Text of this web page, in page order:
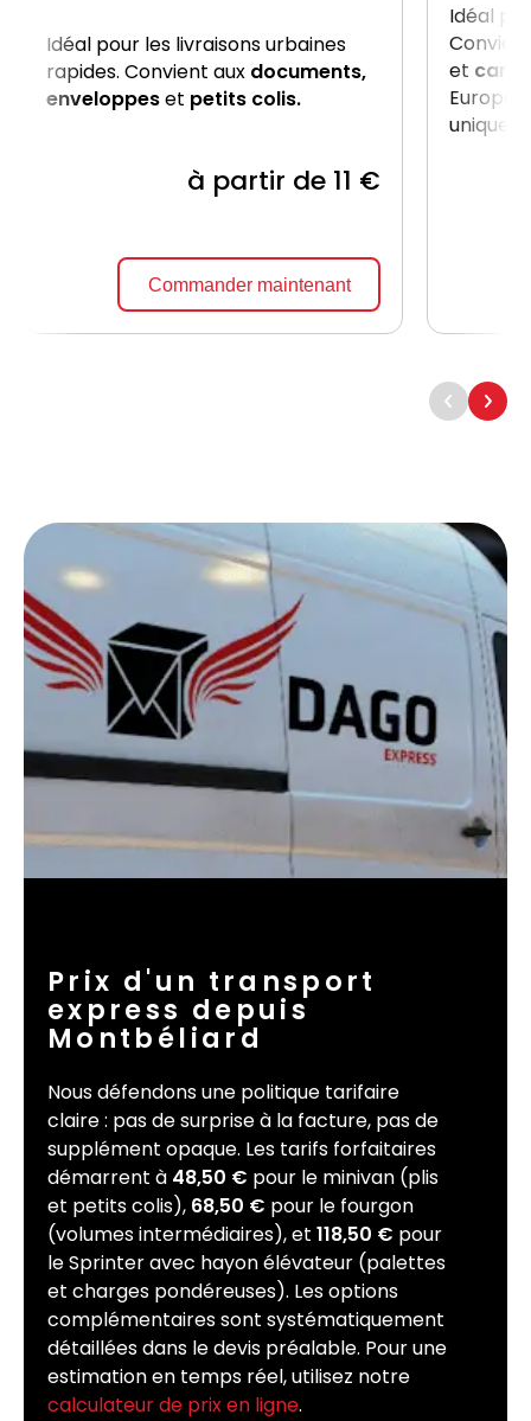
Idéal pour les livraisons urbaines
rapides. Convient aux documents,
enveloppeset petits colis.
à partir de 11 €
Commander maintenant
Idéal
et
Europe,
Prix d'un transport
express depuis
Montbéliard
Nous défendons une politique tarifaire
claire : pas de surprise à la facture, pas de
supplément opaque. Les tarifs forfaitaires
démarrent à 48,50 € pour le minivan (plis
et petits colis), 68,50 € pour le fourgon
(volumes intermédiaires), et 118,50 € pour
le Sprinter avec hayon élévateur (palettes
et charges pondéreuses). Les options
complémentaires sont systématiquement
détaillées dans le devis préalable. Pour une
estimation en temps réel, utilisez notre
calculateur de prix en ligne.